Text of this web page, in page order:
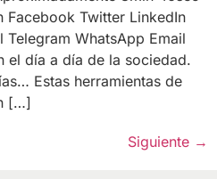
Facebook Twitter LinkedIn
Telegram WhatsApp Email
el día a día de la sociedad.
Estas herramientas de
[…]
Siguiente →